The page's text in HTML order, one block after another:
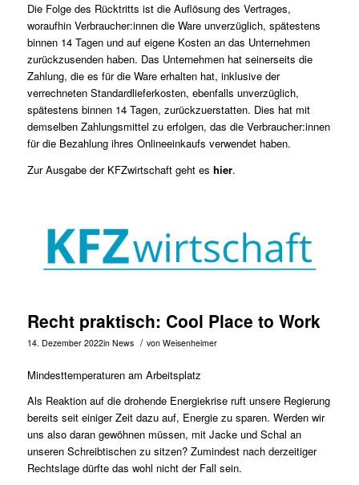
Die Folge des Rücktritts ist die Auflösung des Vertrages,
woraufhin Verbraucher:innen die Ware unverzüglich, spätestens
binnen 14 Tagen und auf eigene Kosten an das Unternehmen
zurückzusenden haben. Das Unternehmen hat seinerseits die
Zahlung, die es für die Ware erhalten hat, inklusive der
verrechneten Standardlieferkosten, ebenfalls unverzüglich,
spätestens binnen 14 Tagen, zurückzuerstatten. Dies hat mit
demselben Zahlungsmittel zu erfolgen, das die Verbraucher:innen
für die Bezahlung ihres Onlineeinkaufs verwendet haben.
Zur Ausgabe der KFZwirtschaft geht es hier.
Recht praktisch: Cool Place to Work
14. Dezember 2022in News / von Weisenheimer
Mindesttemperaturen am Arbeitsplatz
Als Reaktion auf die drohende Energiekrise ruft unsere Regierung
bereits seit einiger Zeit dazu auf, Energie zu sparen. Werden wir
uns also daran gewöhnen müssen, mit Jacke und Schal an
unseren Schreibtischen zu sitzen? Zumindest nach derzeitiger
Rechtslage dürfte das wohl nicht der Fall sein.